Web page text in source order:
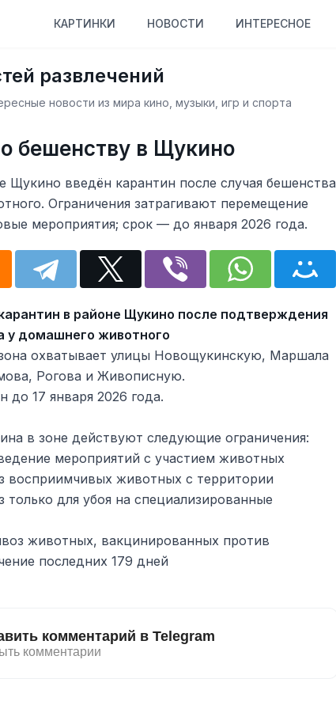
КАРТИНКИ НОВОСТИ ИНТЕРЕСНОЕ
развлечений
новости из мира кино, музыки, игр и спорта
бешенству в Щукино
Щукино введён карантин после случая бешенства
Ограничения затрагивают перемещение
мероприятия; срок — до января 2026 года.
в районе Щукино после подтверждения
у домашнего животного
охватывает улицы Новощукинскую, Маршала
Рогова и Живописную.
до 17 января 2026 года.
в зоне действуют следующие ограничения:
мероприятий с участием животных
восприимчивых животных с территории
только для убоя на специализированные
животных, вакцинированных против
последних 179 дней